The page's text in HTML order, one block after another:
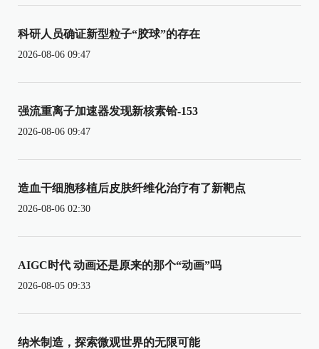
科研人员确证新型粒子“胶球”的存在
2026-08-06 09:47
强流重离子加速器发现新核素铪-153
2026-08-06 09:47
造血干细胞移植后皮肤纤维化治疗有了新靶点
2026-08-06 02:30
AIGC时代 动画还是原来的那个“动画”吗
2026-08-05 09:33
纳米制造，探索微观世界的无限可能